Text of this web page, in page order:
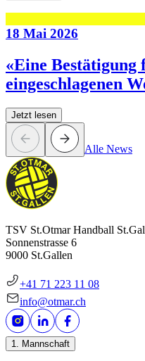
18 Mai 2026
«Eine Bestätigung
eingeschlagenen
Jetzt lesen
Alle News
TSV St.Otmar Handball
Sonnenstrasse 6
9000 St.Gallen
+41 71 223 11 08
info@otmar.ch
1. Mannschaft